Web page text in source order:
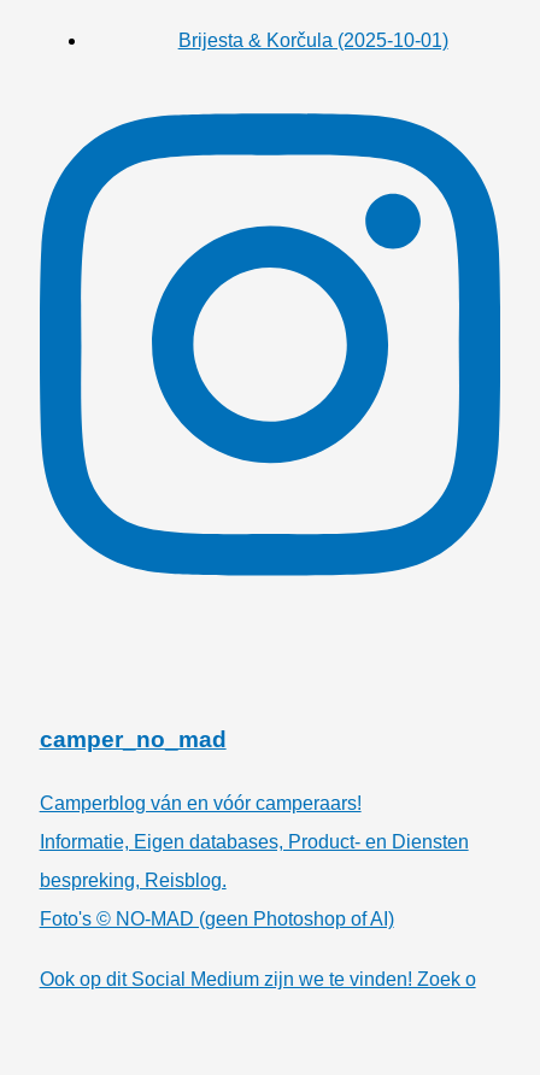
Brijesta & Korčula (2025-10-01)
camper_no_mad
Camperblog ván en vóór camperaars!
Informatie, Eigen databases, Product- en Diensten
bespreking, Reisblog.
Foto's © NO-MAD (geen Photoshop of AI)
Ook op dit Social Medium zijn we te vinden! Zoek o